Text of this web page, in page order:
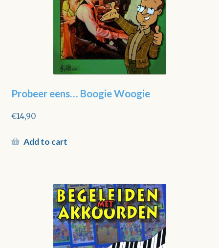
Probeer eens… Boogie Woogie
€14,90
Add to cart